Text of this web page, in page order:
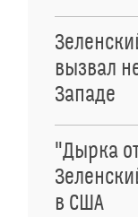
вызвал
Западе
"Дырка
в США